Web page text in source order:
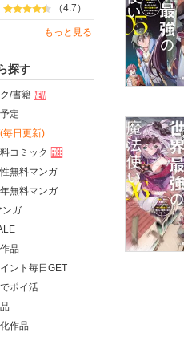
（4.7）
もっと見る
探す
/書籍
定
(毎日更新)
コミック
無料マンガ
無料マンガ
ンガ
品
ント毎日GET
ポイ活
作品